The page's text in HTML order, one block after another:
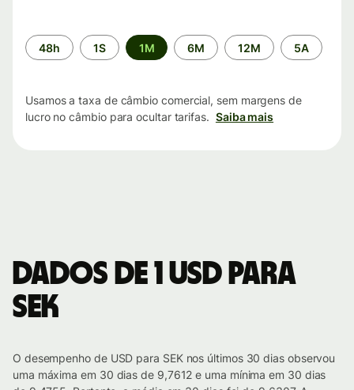
Período
de
48h 1S 1M 6M 12M 5A
Usamos a taxa de câmbio comercial, sem margens de
lucro no câmbio para ocultar tarifas. Saiba mais
Dados de 1 USD para
SEK
O desempenho de USD para SEK nos últimos 30 dias observou
uma máxima em 30 dias de 9,7612 e uma mínima em 30 dias